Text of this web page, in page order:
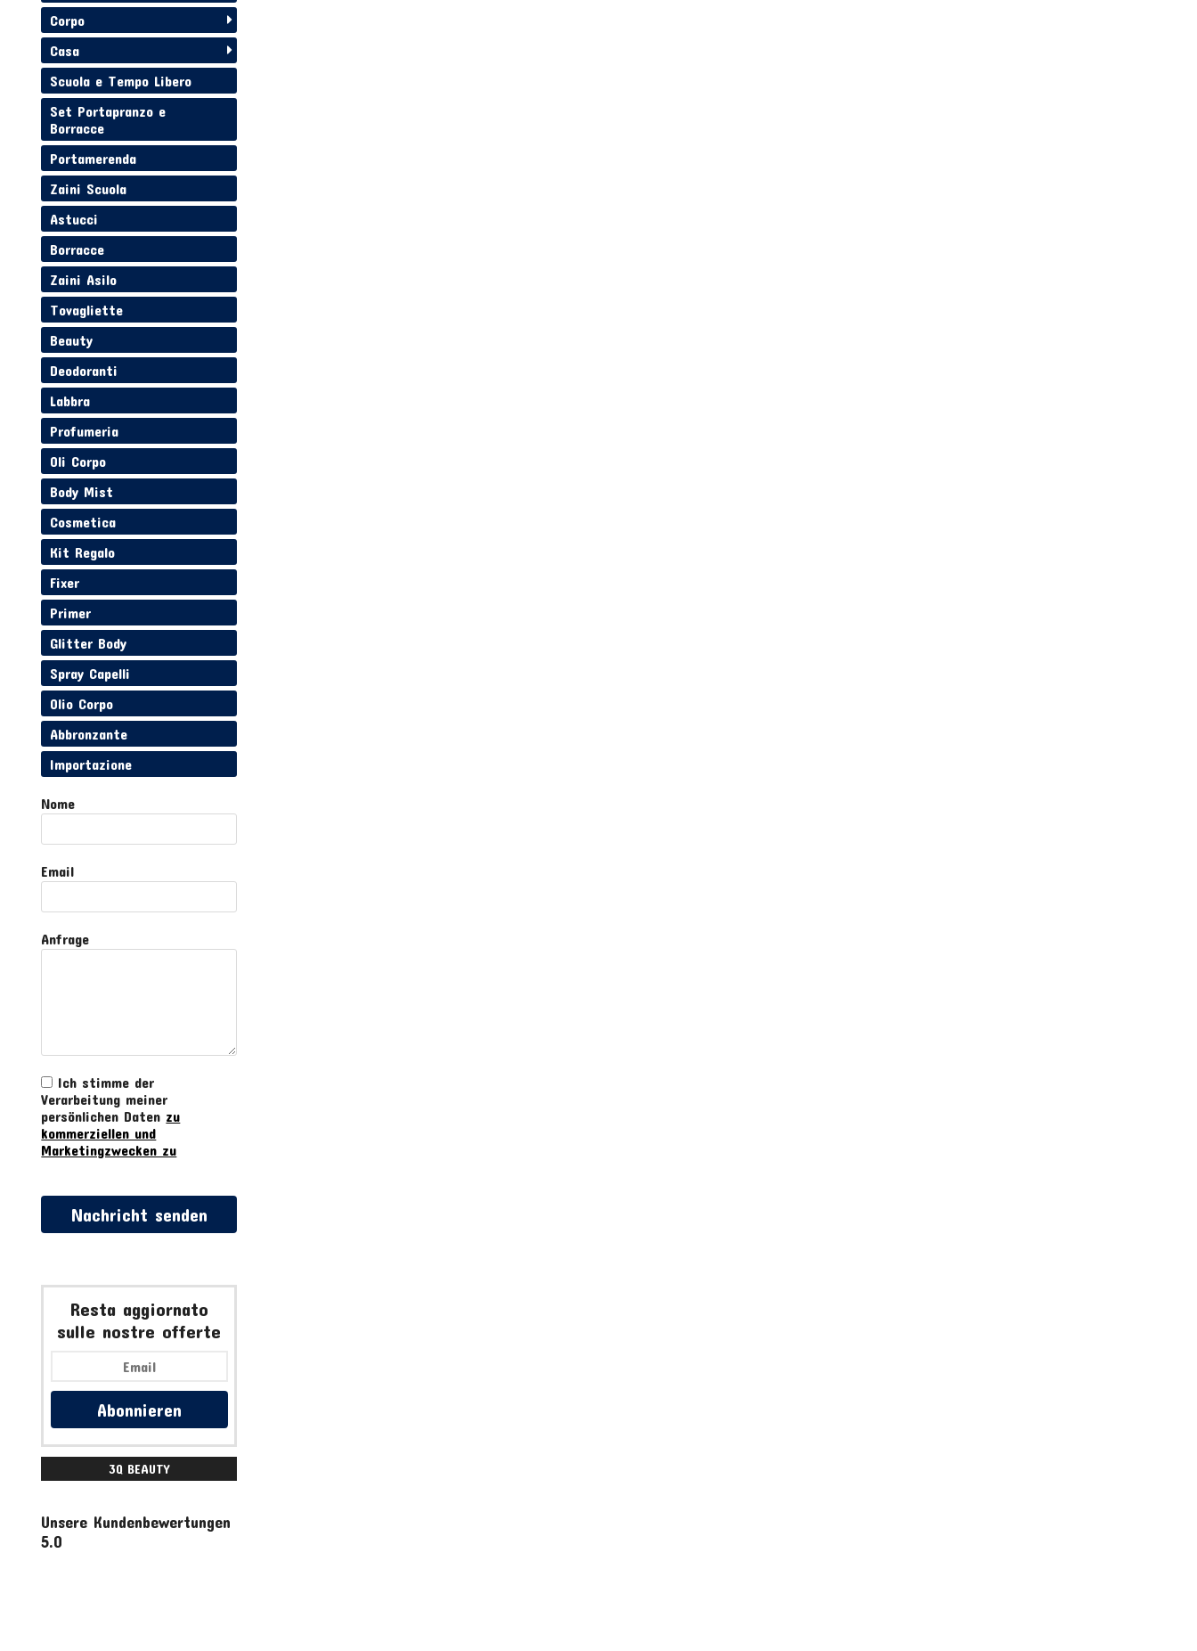
Corpo
Casa
Scuola e Tempo Libero
Set Portapranzo e
Borracce
Portamerenda
Zaini Scuola
Astucci
Borracce
Zaini Asilo
Tovagliette
Beauty
Deodoranti
Labbra
Profumeria
Oli Corpo
Body Mist
Cosmetica
Kit Regalo
Fixer
Primer
Glitter Body
Spray Capelli
Olio Corpo
Abbronzante
Importazione
Nome
Email
Anfrage
Ich stimme der
Verarbeitung meiner
persönlichen Daten zu
kommerziellen und
Marketingzwecken zu
Nachricht senden
Resta aggiornato
sulle nostre offerte
Abonnieren
3Q BEAUTY
Unsere Kundenbewertungen
5.0